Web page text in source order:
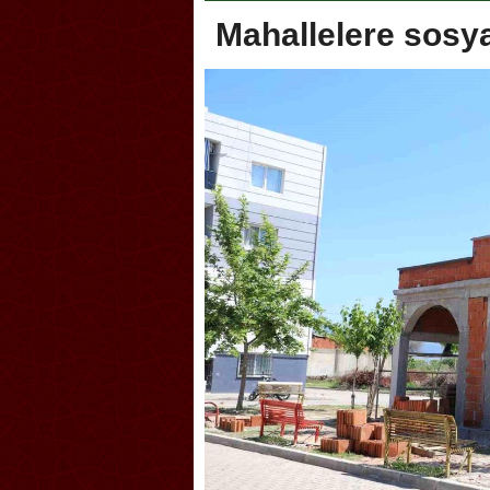
Mahallelere
Sporcuları Kuraş’ta Gururlandırdı
Torreira gözyaşlarıyla veda
çok özleyeceğim